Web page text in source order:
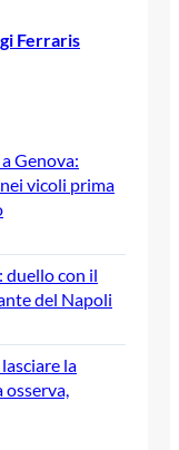
Ferraris
Genova:
vicoli prima
duello con il
del Napoli
la
osserva,